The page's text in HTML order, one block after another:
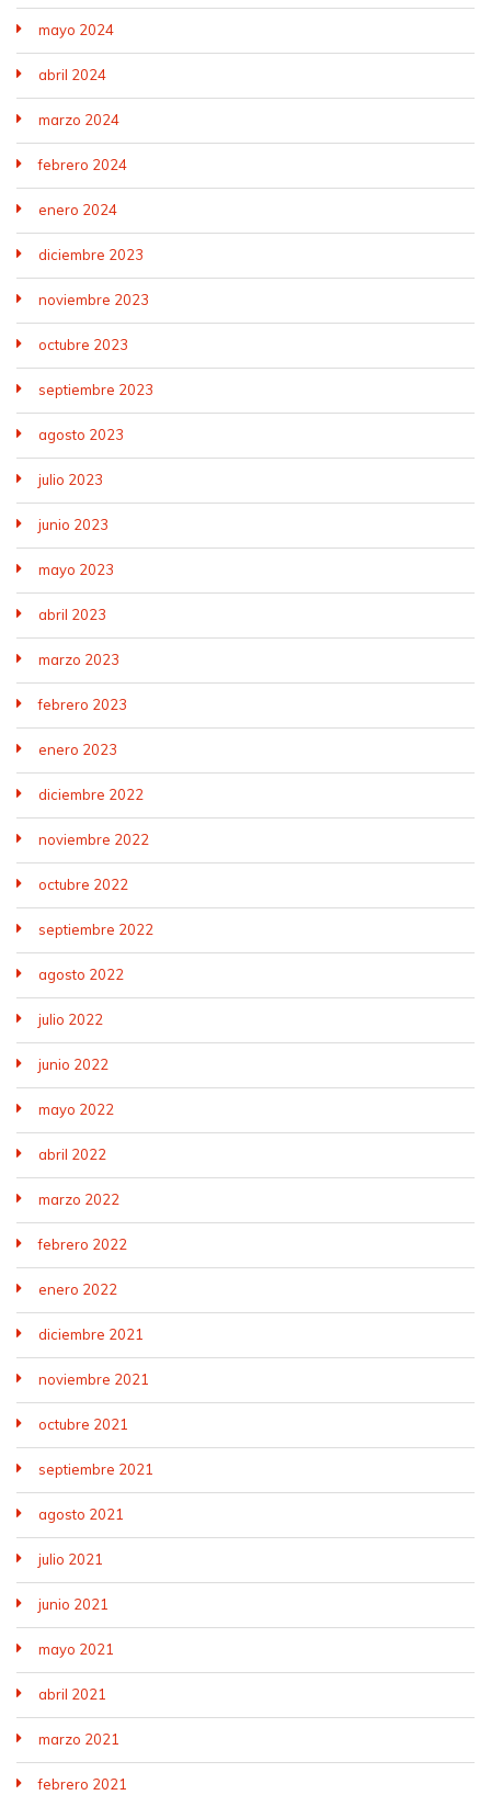
mayo 2024
abril 2024
marzo 2024
febrero 2024
enero 2024
diciembre 2023
noviembre 2023
octubre 2023
septiembre 2023
agosto 2023
julio 2023
junio 2023
mayo 2023
abril 2023
marzo 2023
febrero 2023
enero 2023
diciembre 2022
noviembre 2022
octubre 2022
septiembre 2022
agosto 2022
julio 2022
junio 2022
mayo 2022
abril 2022
marzo 2022
febrero 2022
enero 2022
diciembre 2021
noviembre 2021
octubre 2021
septiembre 2021
agosto 2021
julio 2021
junio 2021
mayo 2021
abril 2021
marzo 2021
febrero 2021